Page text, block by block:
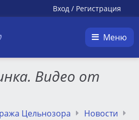
Вход / Регистрация
Меню
Видео от
Цельнозора
Новости